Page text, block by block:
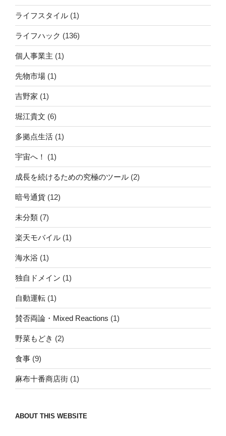
ライフスタイル (1)
ライフハック (136)
個人事業主 (1)
先物市場 (1)
吉野家 (1)
堀江貴文 (6)
多拠点生活 (1)
宇宙へ！ (1)
成長を続けるための究極のツール (2)
暗号通貨 (12)
未分類 (7)
楽天モバイル (1)
海水浴 (1)
独自ドメイン (1)
自動運転 (1)
賛否両論・Mixed Reactions (1)
野菜もどき (2)
食事 (9)
麻布十番商店街 (1)
ABOUT THIS WEBSITE